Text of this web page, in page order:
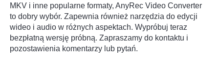
MKV i inne popularne formaty, AnyRec Video Converter
to dobry wybór. Zapewnia również narzędzia do edycji
wideo i audio w różnych aspektach. Wypróbuj teraz
bezpłatną wersję próbną. Zapraszamy do kontaktu i
pozostawienia komentarzy lub pytań.